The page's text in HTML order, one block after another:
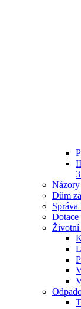
Názory
Dům
Správa
Životní